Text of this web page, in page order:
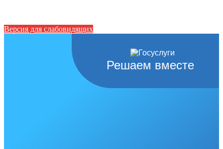
Версия для слабовидящих
Решаем вместе